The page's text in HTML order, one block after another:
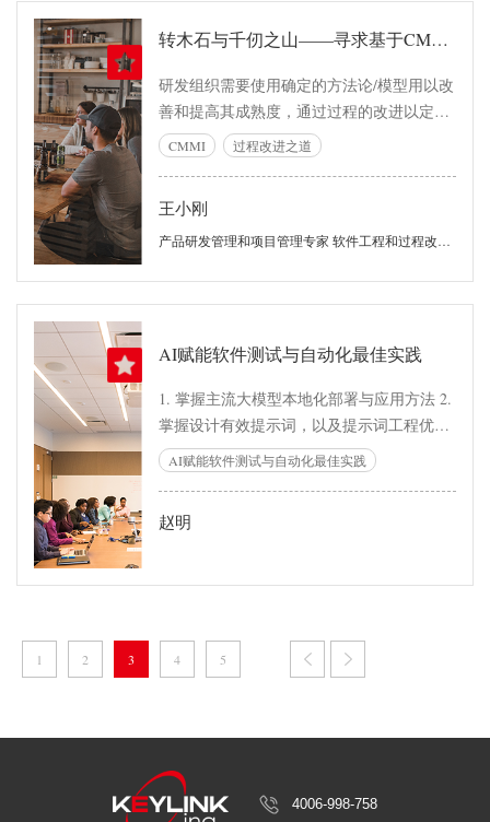
转木石与千仞之山——寻求基于CMMI的过程改进之道
研发组织需要使用确定的方法论/模型用以改
善和提高其成熟度，通过过程的改进以定向
的提高产品的质量、改善项目的健康程度与
增强人员的能力，从而更好的服务于业务目
CMMI 过程改进之道
王小刚
产品研发管理和项目管理专家 软件工程和过程改进专家 业界知名讲师和咨询师
AI赋能软件测试与自动化最佳实践
1. 掌握主流大模型本地化部署与应用方法 2.
掌握设计有效提示词，以及提示词工程优化
方法 3. 掌握大模型在质量和效能领域的落地
实践与场景应用 4. 针对企业实际问题，给予
AI赋能软件测试与自动化最佳实践
赵明
1 2 3 4 5
4006-998-758